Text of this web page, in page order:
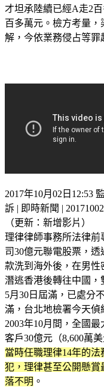
才坦承陸續已經A走2
百多萬元。檢方考量
解，今依業務侵占等罪
2017年10月02日12:53
訴 | 即時新聞 |
（更新：新增影片）
理律律師事務所法律前
司30億元聯電股票，
款洗到海外後，在男性
潛逃香港後轉往中國
5月30日屆滿，已處分
滿，台北地檢署今天偵
2003年10月間，全國
客戶30億元（8,600萬
當時任職理律14年的
犯，理律甚至公開懸賞
落不明 。